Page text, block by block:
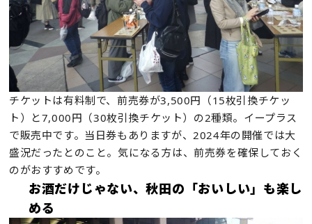
チケットは有料制で、前売券が3,500円（15枚引換チケッ
ト）と7,000円（30枚引換チケット）の2種類。イープラス
で販売中です。当日券もありますが、2024年の開催では大
盛況だったとのこと。気になる方は、前売券を確保しておく
のがおすすめです。
お酒だけじゃない、秋田の「おいしい」も楽し
める